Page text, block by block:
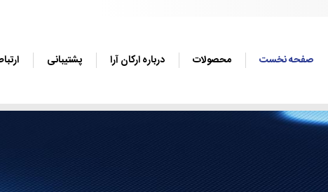
صفحه نخست محصولات درباره ارکان آرا پشتیبانی